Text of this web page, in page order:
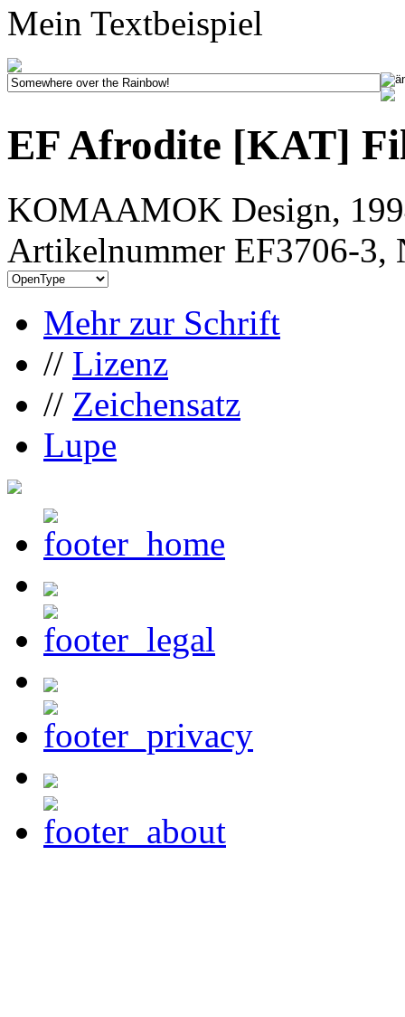
Mein Textbeispiel
EF Afrodite [KAT]
KOMAAMOK Design,
Artikelnummer EF3706-3,
Mehr zur Schrift
// Lizenz
// Zeichensatz
Lupe